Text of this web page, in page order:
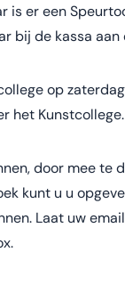
is er een
bij de kassa
op zaterdag
het Kunstcollege.
door mee te
kunt u u
Laat uw